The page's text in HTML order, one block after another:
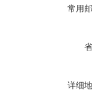
常用
详细